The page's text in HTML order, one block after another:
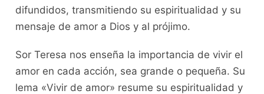
difundidos, transmitiendo su espiritualidad y su
mensaje de amor a Dios y al prójimo.
Sor Teresa nos enseña la importancia de vivir el
amor en cada acción, sea grande o pequeña. Su
lema «Vivir de amor» resume su espiritualidad y